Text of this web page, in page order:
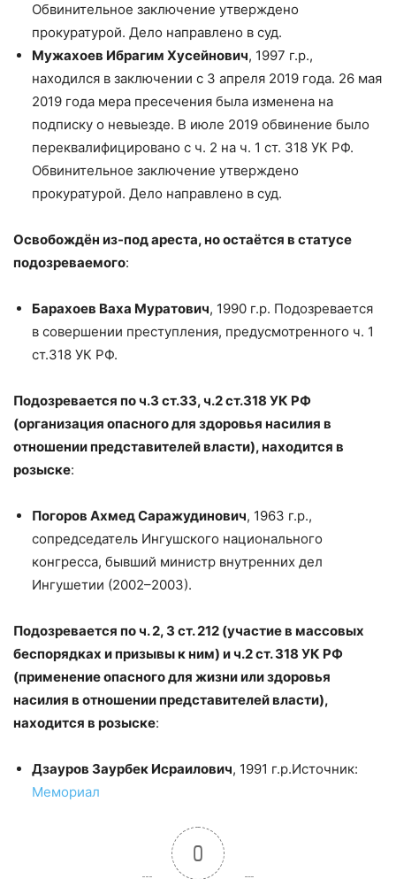
Обвинительное заключение утверждено
прокуратурой. Дело направлено в суд.
Мужахоев Ибрагим Хусейнович, 1997 г.р.,
находился в заключении с 3 апреля 2019 года. 26 мая
2019 года мера пресечения была изменена на
подписку о невыезде. В июле 2019 обвинение было
переквалифицировано с ч. 2 на ч. 1 ст. 318 УК РФ.
Обвинительное заключение утверждено
прокуратурой. Дело направлено в суд.
Освобождён из-под ареста, но остаётся в статусе
подозреваемого:
Барахоев Ваха Муратович, 1990 г.р. Подозревается
в совершении преступления, предусмотренного ч. 1
ст.318 УК РФ.
Подозревается по ч.3 ст.33, ч.2 ст.318 УК РФ
(организация опасного для здоровья насилия в
отношении представителей власти), находится в
розыске:
Погоров Ахмед Саражудинович, 1963 г.р.,
сопредседатель Ингушского национального
конгресса, бывший министр внутренних дел
Ингушетии (2002–2003).
Подозревается по ч. 2, 3 ст. 212 (участие в массовых
беспорядках и призывы к ним) и ч.2 ст. 318 УК РФ
(применение опасного для жизни или здоровья
насилия в отношении представителей власти),
находится в розыске:
Дзауров Заурбек Исраилович, 1991 г.р.Источник:
Мемориал
0